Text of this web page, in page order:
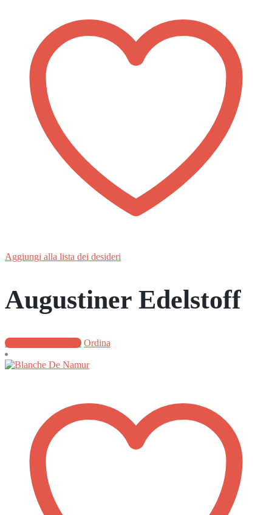
Aggiungi alla lista dei desideri
Augustiner Edelstoff
Aggiungi al carrello Ordina